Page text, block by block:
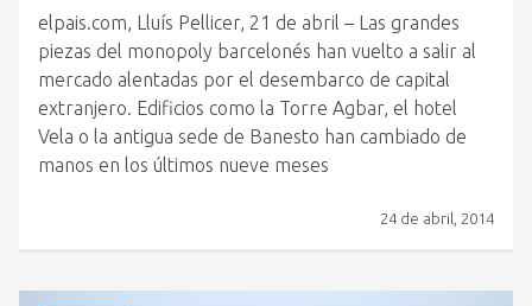
elpais.com, Lluís Pellicer, 21 de abril – Las grandes
piezas del monopoly barcelonés han vuelto a salir al
mercado alentadas por el desembarco de capital
extranjero. Edificios como la Torre Agbar, el hotel
Vela o la antigua sede de Banesto han cambiado de
manos en los últimos nueve meses
24 de abril, 2014